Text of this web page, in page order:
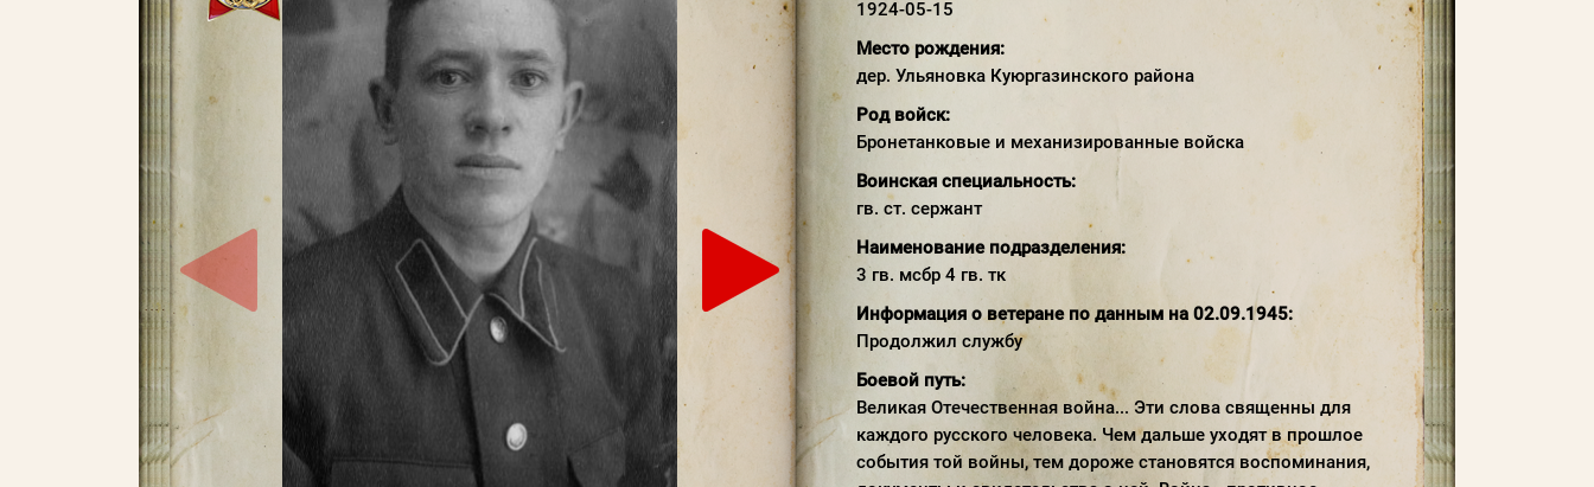
Пароль
Заполняя данную форму вы соглашаетесь с
политикой конфиденциальности
сайта
ВОЙТИ
Регистрация Забыли пароль?
1924-05-15
Место рождения:
дер. Ульяновка Куюргазинского района
Род войск:
Бронетанковые и механизированные войска
Воинская специальность:
гв. ст. сержант
Наименование подразделения:
3 гв. мсбр 4 гв. тк
Информация о ветеране по данным на 02.09.1945:
Продолжил службу
Боевой путь:
Великая Отечественная война... Эти слова священны для каждого русского человека. Чем дальше уходят в прошлое события той войны, тем дороже становятся воспоминания, документы и свидетельства о ней. Война - противное человеческому разуму событие. Боль, тоску, горечь и одиночество принесла она людям... Ничто в этом мире не проходит бесследно... Даже через много лет война рисует в памяти людей страшные картины: голод, разруху, смерть, потери. Была смерть не просто абстрактного человека, а брата, мужа, отца, сына. Жестокость и насилие противопоставлено огромной любви к своей стране. Наш народ боролся за свободу. И огромное желание победить, не щадя своих жизней, здоровья, спасло нашу Родину. У всех была одна цель - победить фашистов. Общая беда - разрушительная война. Мы не должны забывать о том времени, чтобы не повторить ошибки истории. Должны сохранять мир и не отступать от намеченной цели. Вечная память, погибшим и оставшимся в живых героям, но не дожившим до наших дней! Проблема фальсификации истории, борьба с этим явлением и защита подлинных героев является нашим святым долгом. Важно знать правду, знакомиться с историями своих предков. Особенно сейчас, когда западный мир всё чаще занимается подменой понятий и фактов о Великой Отечественной войне. Моя работа посвящена прадеду, гвардии старшему сержанту, ветерану, простому герою Великой Отечественной войны - Звягину Александру Степановичу. Описание боевого пути прадеда я начал с изучения семейного архива - его автобиографий, написанных в 1973 и в 1998 гг. Мне было интересно читать то, что написал сам прадед. Это послужило началом исследования боевого пути Звягина А.С. и аналитической работы с сайтами Министерства Обороны. Звягин Александр Степанович родился 15 мая 1924 года в деревне Ульяновка Куюргазинского района Башкирской АССР. Окончил 7 классов в 1939 г. в д. Веровка Федоровского района. Когда грянула война, прадеду исполнилось 17 лет. В августе 1942г. призван в ряды Советской Армии и зачислен в Рижское пехотное училище. Окончив его в 1943 году, в звании старшего сержанта был отправлен на фронт. Первое боевое крещение принял под Воронежем, тут же был ранен. После выписки вернулся обратно на фронт и в 1943 году был переведён в гвардейскую часть. Затем попал в 4-й танковый корпус в 3-ю стрелковую бригаду. С боями прошёл территории Украинской ССР, Польши, Германии и, дойдя до столицы Чехословакии - Праги, демобилизовался. В 1945г. 7-го ноября он участвовал в московском параде на Красной площади. За всю войну трижды был ранен. Бабушка рассказывала, что у него в ногах до конца жизни оставались осколки, и поэтому последние годы он, прихрамывая, всегда ходил с палочкой. Прадед имел правительственные награды: Ордена Красной звезды, Отечественной войны I и II степени, Медали «За отвагу», «За боевые заслуги», «За освобождение Праги», «За победу над Германией» и др. В послевоенной жизни до ухода на пенсию он работал связистом-электромехаником. Получил много поощрений, почётных грамот, медаль за доблестный труд, также был награждён значком Отличника связи Союза ССР. Более 25-ти лет избирался народным заседателем, был председателем товарищеского суда и членом городского Совета ветеранов, участником хора ветеранов войны и труда. Постоянно вёл работу по усилению военно-патриотического воспитания подрастающего поколения. Боевой путь гвардии старшего сержанта А.С.Звягина начался в 18 лет с Рижского пехотного училища. Меня заинтересовала история этого училища. Как Рижское училище могло оказаться в башкирском городе Стерлитамак? Оказалось, что сформированное в сентябре 1940 года Рижское военное пехотное училище не смогло начать подготовку военных кадров. Помешала Великая Отечественная война. С 22 по 29 июня курсанты и преподаватели училища приняли участие в боях с немецко-фашистскими захватчиками. Но кадры для будущих схваток с врагом стране были нужны. С 13 июля 1941 года местом для Рижского военного пехотного училища и стал Стерлитамак. Прибывших из Риги курсантов оказалось чуть меньше ста. Через месяц они были выпущены из училища лейтенантами, в основном попав в состав 201-й Латвийской и 361-ой стрелковых дивизий. Второй выпуск состоялся в феврале 1942 года. Выпуск был досрочным в звании сержантов. Следующий выпуск был в декабре 1942 года в звании младших лейтенантов, но около половины этого набора были ещё летом досрочно сержантами отправлены под Сталинград. Всего в период с сентября 1941 года по январь 1945 года было произведено 19 выпусков офицеров (3932 человек). Ознакомившись с историей Рижского пехотного училища, я делаю вывод, что прадед окончил его во втором выпуске, так как звания сержантов начали присваиваться только с этого выпуска. При обращении в Военный Комиссариат г. Мелеуз я узнал, что по окончании училища прадедушка попадает в 68-й стрелковый полк командиром отделения ПТР (противотанковых ружей). 68-я гвардейская стрелковая Проскуровская Краснознамённая дивизия - соединение РККА, принимавшее участие в Великой Отечественной войне в составе 1-й гвардейской армии. Первое боевое крещение прадед принял под Воронежем. Зимой 1942-1943 гг. на территории Воронежской области советским командованием были блестяще проведены операции: Острогожско-Россошанская(12.01–27.01.1943 г.), Воронежско-Касторненская (24.01–2.02.1943 г.). За полтора месяца Воронежская область была полностью очищена от немецко-фашистских захватчиков. Причем эти операции обошлись советским войскам меньшими потерями по сравнению с другими операциями той войны. Особенно интересно и волнующе было читать именно про те дни сражений его части. Я как будто услышал, как он разговаривает со мной, его живую речь, сопоставил факты из того, что я уже узнал из других источников. Вот, что мне рассказала бабушка, с его слов: «Однажды попали под миномётный обстрел, ранило меня в ногу. Помогли мне два солдата добраться до полевого госпиталя. Что я там увидел - никогда не забуду. Грязи-то и в окопах предостаточно было, а тут ещё и стоны, крики беспрерывные, кровь, ноги-руки, отрезанные в белых вёдрах... Сделали мне операцию, да и отправили в военный госпиталь. Зажила болячка - опять на фронт. В пути познакомился с Иваном Краснореченко из Кантемировской дивизии. Приглянулся я ему что ли, не знаю, а только говорит он мне, мол, сортировать, когда будут, по прибытии на станцию, просись артиллерийским мастером. Я говорю: «Да что ты, я ведь в глаза пушку не видал, как стрелять буду?!» Он отвечает: «Ничего, научишься, не ты первый, не ты последний». И научился. На учениях мишень на кусочки разорвало. Испугался! А снаряд, оказывается, осколочный вставили, я и не знал. Как привёл меня Иван в Кантемировскую, так и остался там. Люди хорошие, по нраву пришлись. Вывезли нас на фронт. Приставили меня к орудию подносчиком снарядов. Две недели прошло - убили наводчика. Занял его место. Следом и командира расчёта не стало. Что поделаешь - назначили меня орудием командовать. Так и дослужил в этой должности до конца войны». В 1943г., прадед в составе расчета семидесяти шести миллиметровой пушки воевал уже на I-ом Украинском фронте. Артиллерийский расчет 76-мм дивизионной пушки включал 7 чел. - командир и шесть орудийных номеров, каждый из которых отвечал за конкретные действия у орудия в бою, при его развертывании к бою и свертывании после боя, на марше и при техническом обслуживании. Вместе с тем, каждый из них мог заменить выбывшего из строя товарища. Командир орудия - старший сержант, руководил боем орудия и расчетом, следил за полем боя, давал и передавал команды орудийному расчету, указывал на цель, вычислял поправки, прицел, угол наведения, определял тип, вид боеприпаса, осуществлял общее руководство действиями расчета. Первый номер - наводчик орудия - младший сержант; используя поворотный и подъемный механизмы орудия, наводил орудие. Второй орудийный номер - замковый; его основная обязанность - закрывать орудийный затвор (замок) после разряжения и открывать его после выстрела. Третий орудийный номер - заряжающий; его основная задача состояла в том, чтобы зарядить орудие соответствующим типом боеприпаса. Четвертый орудийный номер - установщик; его основная обязанность - подавать снаряды заряжающему. Пятый и шестой орудийные номера - ящичный (снарядный); их основная задача готовить указанные командиром снаряды. По указанию наводчика разворачивали орудие в сторону цели с помощью станин. При выстреле они удерживали станины собственным весом, тем самым сохраняя орудие в устойчивом положении. Из наградных листов к ордену и медалям я узнал, что прадед был замковым, наводчиком и командиром орудия, и теперь я имею представление, что входило в его боевые обязанности. В нашем семейном архиве сохранилась публикация газеты «Путь Октября» от 29.04.1995 года, где записаны воспоминания самого прадедушки. Из них я узнал, что в октябре 1943 года он участвовал в форсировании Днепра, на Букринском плацдарме. Они шли на помощь тем, кто ещё раньше захватил плацдарм. На берегу на них танки идут, но был приказ: «Задержать немцев, во что бы то ни стало». Расставили свои пушки и открыли огонь. Два взвода живой силы были уничтожены, самоходка подбита. В том бою прадед был ранен во вторую здоровую ногу и отправлен в госпиталь. Чтобы не отстать от своих, прадед, не до конца вылечившийся, упросил приехавших кантемировцев взять его с собой. Так он догнал свою батарею, получил благодарность от подполковника Леонова и продолжил свой боевой путь уже с новым расчётом. На сайте Министерства обороны «Память народа 1941-1945» я ознакомился с наградными листами к ордену и медалям прадеда, приказами о награждении, увидел его боевой путь на карте. Приказом № 11/н от 25.05.1944 г. частям 3 гв. мотострелковой Ямпольской Краснознамённой бригады Звягин А.С. был награждён медалью «За боевые заслуги». На наградном листе к этой медали так описывается подвиг прадедушки: «Тов. Звягин А.С. работает замковым 1-й бат. Артдивизиона 3-й мотострелковой Ямпольской краснознамённой бригады 4-го гв. танкового Кантемировского краснознамённого корпуса. К сво